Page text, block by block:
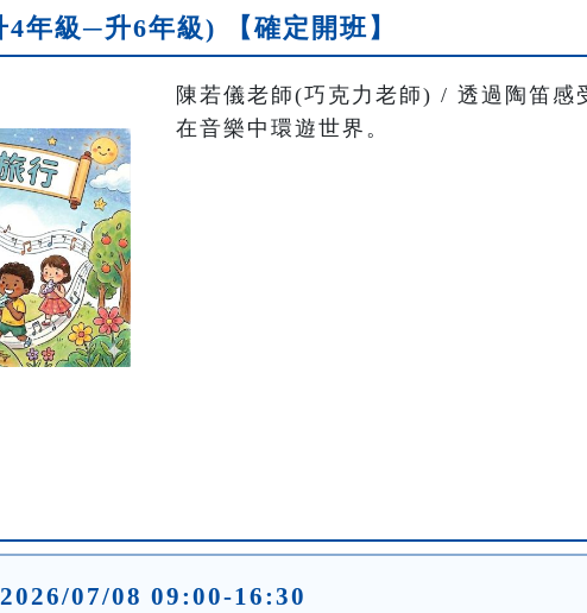
年級─升6年級) 【確定開班】
陳若儀老師(巧克力老師) / 透過陶笛感
在音樂中環遊世界。
07/08 09:00-16:30